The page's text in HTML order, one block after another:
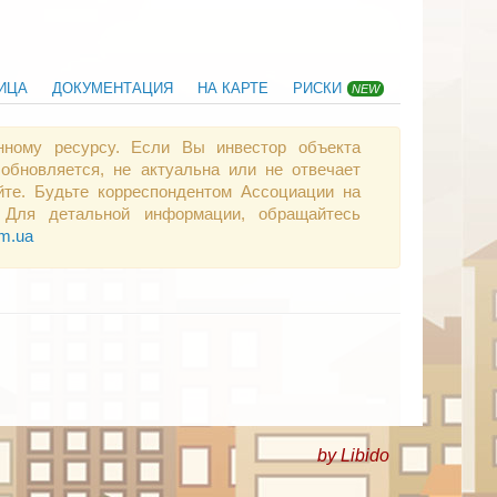
ДОКУМЕНТАЦИЯ НА КАРТЕ РИСКИ NEW
ресурсу. Если Вы инвестор объекта
не актуальна или не отвечает
Будьте корреспондентом Ассоциации на
детальной информации, обращайтесь
by Libido